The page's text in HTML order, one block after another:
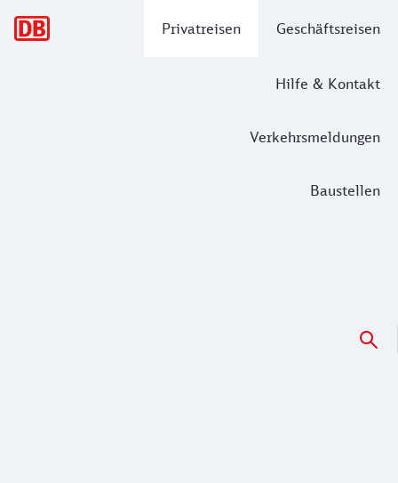
Privatreisen Geschäftsreisen
Hilfe & Kontakt
Verkehrsmeldungen
Baustellen